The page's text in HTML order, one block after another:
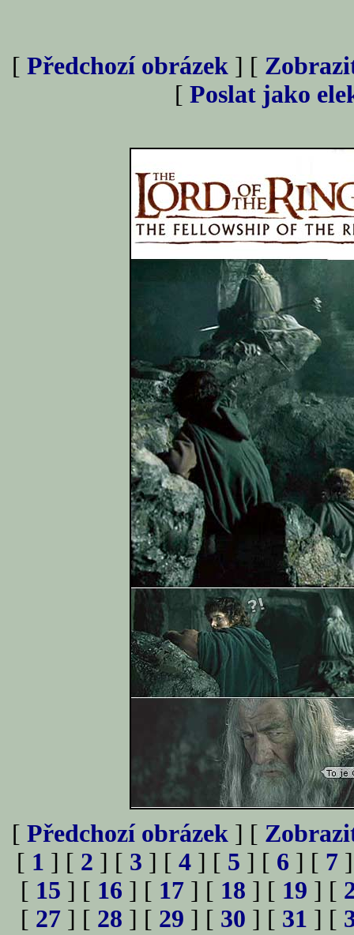
[ Předchozí obrázek ] [
[ Poslat jako
[ Předchozí obrázek ] [
[ 1 ] [ 2 ] [ 3 ] [ 4 ] [ 5 ] [ 6 ] [ 7
[ 15 ] [ 16 ] [ 17 ] [ 18 ] [ 19 ] [
[ 27 ] [ 28 ] [ 29 ] [ 30 ] [ 31 ] [